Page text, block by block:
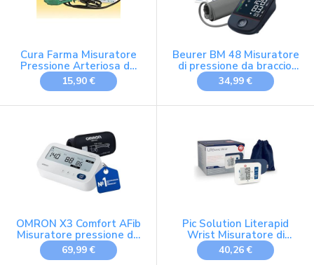
Cura Farma Misuratore
Pressione Arteriosa da
Braccio.
Sfigmomanometro
Italia.
15,90 €
Beurer BM 48 Misuratore
di pressione da braccio,
funzionamento semplice
con un pulsante,
dati Apple Health
34,99 €
OMRON X3 Comfort AFib
Misuratore pressione da
braccio per 2 utenti
69,99 €
Pic Solution Literapid
Wrist Misuratore di
Pressione Automatico da
Polso
40,26 €